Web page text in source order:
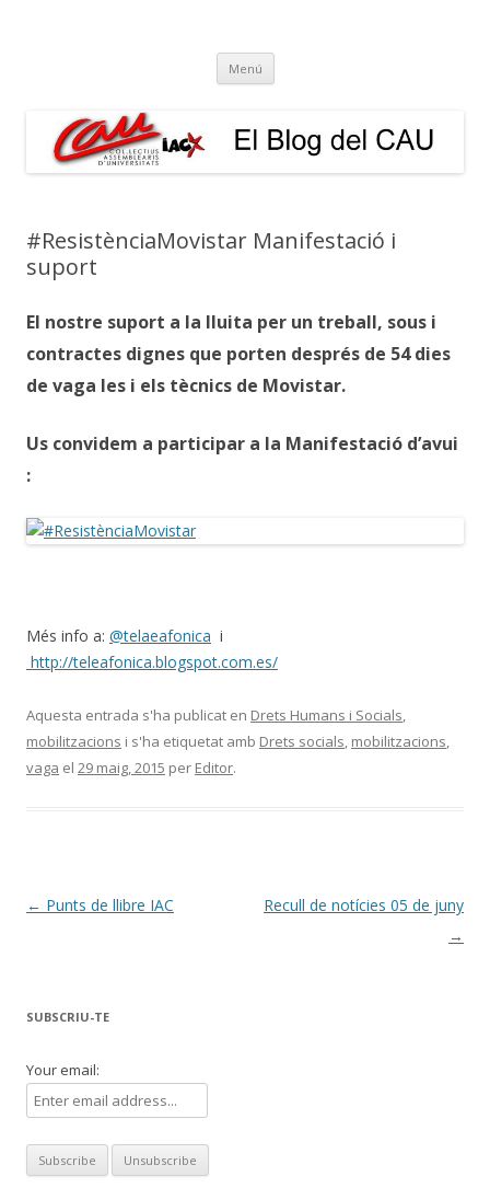
Menú Vés
contingut
#ResistènciaMovistar Manifestació i
suport
El nostre suport a la lluita per un treball, sous i
contractes dignes que porten després de 54 dies
de vaga les i els tècnics de Movistar.
Us convidem a participar a la Manifestació d’avui
:
Més info a: @telaeafonica i
http://teleafonica.blogspot.com.es/
Aquesta entrada s'ha publicat en Drets Humans i Socials
mobilitzacions i s'ha etiquetat amb Drets socials mobilitzacions
vaga el 29 maig, 2015 per Editor.
Navegació
← Punts de llibre IAC
Recull de notícies 05 de juny
→
SUBSCRIU-TE
Your email: